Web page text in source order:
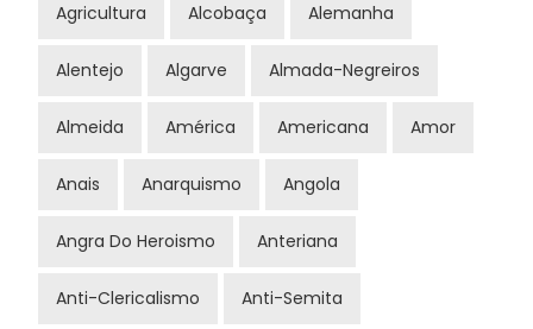
Agricultura Alcobaça Alemanha
Alentejo Algarve Almada-Negreiros
Almeida América Americana Amor
Anais Anarquismo Angola
Angra Do Heroismo Anteriana
Anti-Clericalismo Anti-Semita